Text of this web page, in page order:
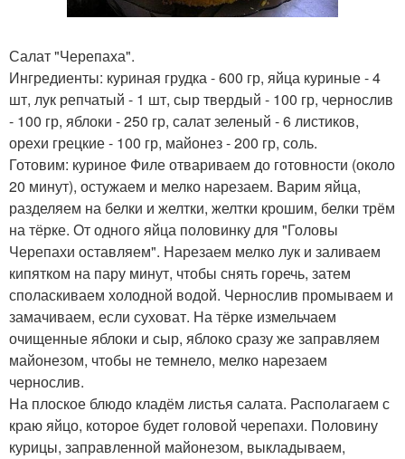
Салат "Черепаха".
Ингредиенты: куриная грудка - 600 гр, яйца куриные - 4
шт, лук репчатый - 1 шт, сыр твердый - 100 гр, чернослив
- 100 гр, яблоки - 250 гр, салат зеленый - 6 листиков,
орехи грецкие - 100 гр, майонез - 200 гр, соль.
Готовим: куриное Филе отвариваем до готовности (около
20 минут), остужаем и мелко нарезаем. Варим яйца,
разделяем на белки и желтки, желтки крошим, белки трём
на тёрке. От одного яйца половинку для "Головы
Черепахи оставляем". Нарезаем мелко лук и заливаем
кипятком на пару минут, чтобы снять горечь, затем
споласкиваем холодной водой. Чернослив промываем и
замачиваем, если суховат. На тёрке измельчаем
очищенные яблоки и сыр, яблоко сразу же заправляем
майонезом, чтобы не темнело, мелко нарезаем
чернослив.
На плоское блюдо кладём листья салата. Располагаем с
краю яйцо, которое будет головой черепахи. Половину
курицы, заправленной майонезом, выкладываем,